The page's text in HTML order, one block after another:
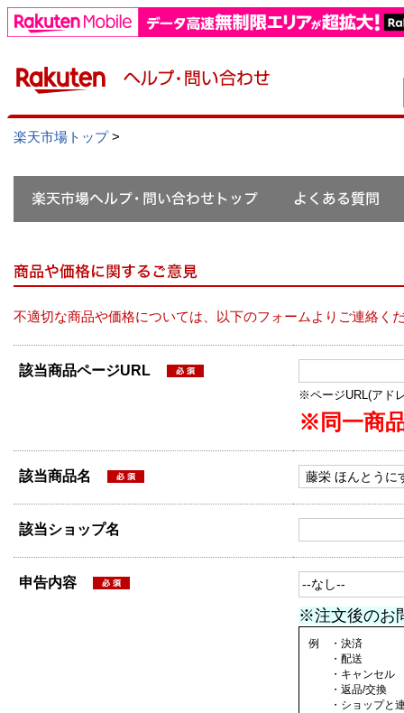
楽天市場トップ>
不適切な商品や価格については、以下のフォームよりご連絡く
該当商品ページURL
※ページURL(アド
※同一商
該当商品名
該当ショップ名
申告内容
※注文後のお
例 ・決済
・配送
・キャンセル
・返品/交換
・ショップと連